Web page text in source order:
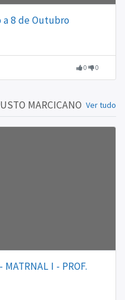
a 8 de Outubro
0 0
MARCICANO Ver tudo
MATRNAL I - PROF.